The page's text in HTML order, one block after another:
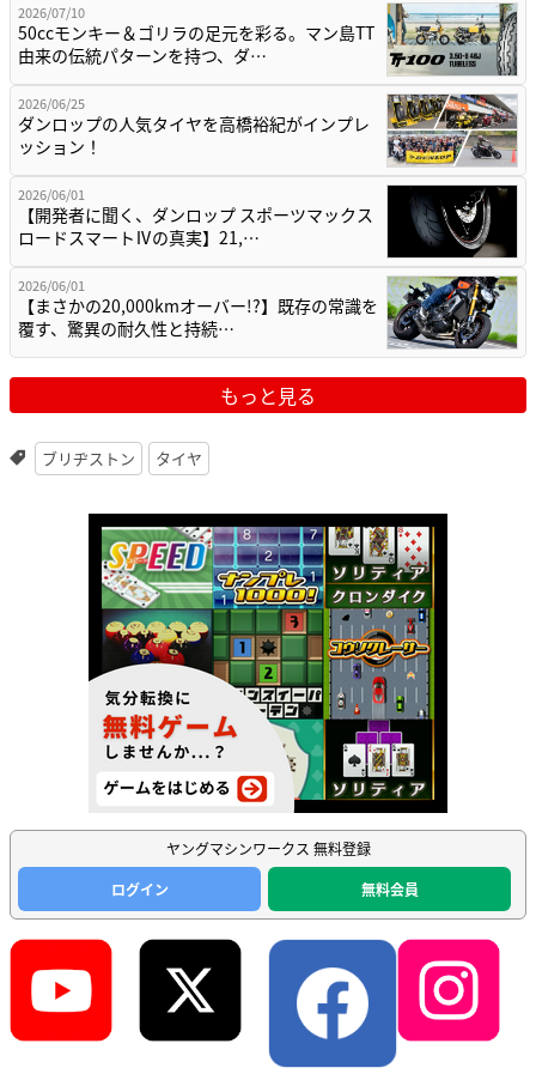
2026/07/10
50ccモンキー＆ゴリラの足元を彩る。マン島TT
由来の伝統パターンを持つ、ダ…
2026/06/25
ダンロップの人気タイヤを高橋裕紀がインプレ
ッション！
2026/06/01
【開発者に聞く、ダンロップ スポーツマックス
ロードスマートⅣの真実】21,…
2026/06/01
【まさかの20,000kmオーバー!?】既存の常識を
覆す、驚異の耐久性と持続…
もっと見る
ブリヂストン タイヤ
ヤングマシンワークス 無料登録
ログイン
無料会員